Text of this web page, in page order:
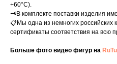
+60°C).
🗝️В комплекте поставки изделия
📋Мы одна из немногих российских
сертификаты соответствия на всю
Больше фото видео фигур на